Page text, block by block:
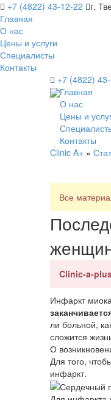
+7 (4822) 43-12-22
г.
Главная
О нас
Цены и услуги
Специалисты
Контакты
+7 (4822)
Главная
О нас
Цены и
Контакты
Clinic A+ »
Все
Clinic-a-
Инфаркт
ли больной,
сложится
О
Для того,
инфаркт.